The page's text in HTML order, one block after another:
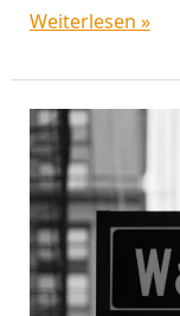
Weiterlesen »
2020:
Ein
einschneidender
Wendepunkt?
(Teil
2:
Aktien)